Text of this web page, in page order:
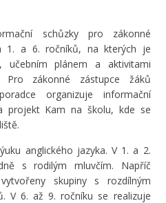
schůzky pro zákonné
1. a 6. ročníků, na kterých je
učebním plánem a aktivitami
Pro zákonné zástupce žáků
organizuje informační
projekt Kam na školu, kde se
anglického jazyka. V 1. a 2.
s rodilým mluvčím. Napříč
skupiny s rozdílným
V 6. až 9. ročníku se realizuje